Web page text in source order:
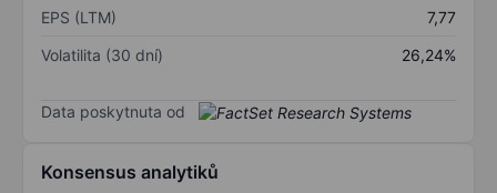
EPS (LTM)
7,77
Volatilita (30 dní)
26,24%
Data poskytnuta od
Konsensus analytiků